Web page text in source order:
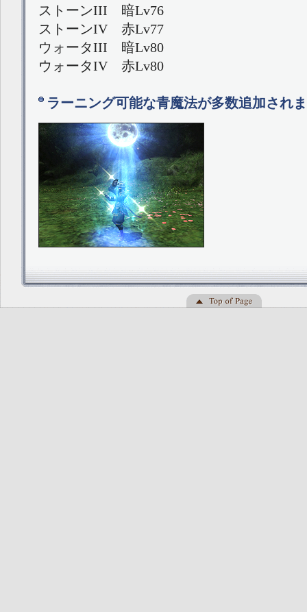
ストーンIII 暗Lv76
ストーンIV 赤Lv77
ウォータIII 暗Lv80
ウォータIV 赤Lv80
ラーニング可能な青魔法が多数追加され